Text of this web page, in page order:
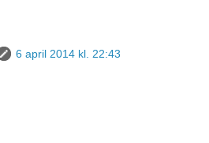
6 april 2014 kl. 22:43